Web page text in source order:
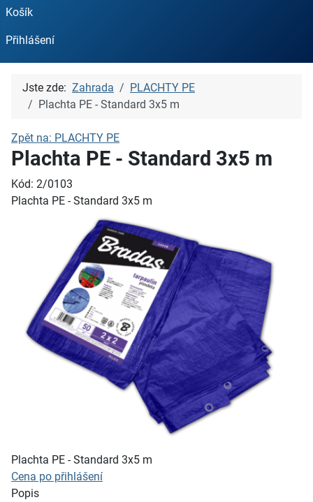
Košík
Přihlášení
Jste zde: Zahrada
PLACHTY PE
Plachta PE - Standard 3x5 m
Zpět na: PLACHTY PE
Plachta PE - Standard 3x5 m
Kód: 2/0103
Plachta PE - Standard 3x5 m
Plachta PE - Standard 3x5 m
Cena po přihlášení
Popis